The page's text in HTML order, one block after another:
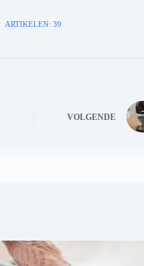
ARTIKELEN: 39
VOLGENDE